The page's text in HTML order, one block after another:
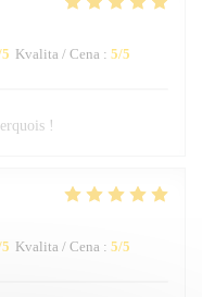
Kvalita / Cena : 5/5
!
Kvalita / Cena : 5/5